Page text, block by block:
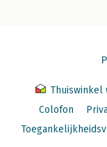
Thuiswinkel
Colofon